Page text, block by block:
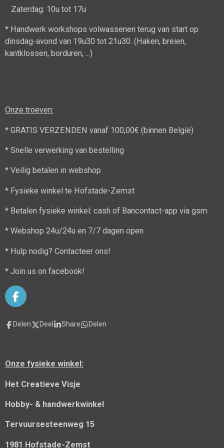
Zaterdag: 10u tot 17u
* Handwerk workshops volwassenen terug van start op
dinsdag-avond van 19u30 tot 21u30. (Haken, breien,
kantklossen, borduren, ...)
Onze troeven:
* GRATIS VERZENDEN vanaf 100,00€ (binnen België)
* Snelle verwerking van bestelling
* Veilig betalen in webshop
* Fysieke winkel te Hofstade-Zemst
* Betalen fysieke winkel: cash of Bancontact-app via gsm
* Webshop 24u/24u en 7/7 dagen open
* Hulp nodig? Contacteer ons!
* Join us on facebook!
F
a
c
e
k
Delen Deel Share Delen
Onze fysieke winkel:
Het Creatieve Visje
Hobby- & handwerkwinkel
Tervuursesteenweg 15
1981 Hofstade-Zemst